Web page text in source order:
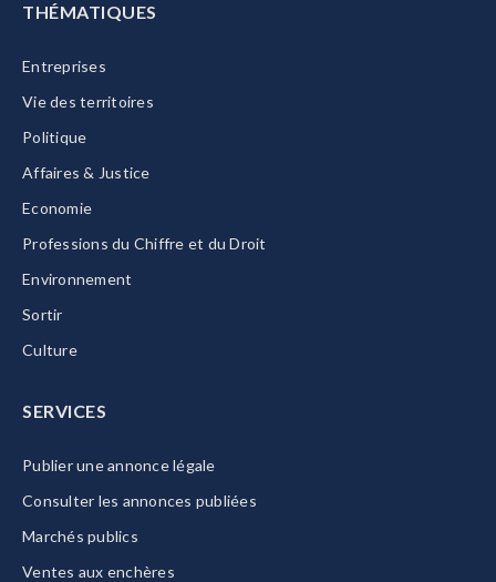
THÉMATIQUES
Entreprises
Vie des territoires
Politique
Affaires & Justice
Economie
Professions du Chiffre et du Droit
Environnement
Sortir
Culture
SERVICES
Publier une annonce légale
Consulter les annonces publiées
Marchés publics
Ventes aux enchères